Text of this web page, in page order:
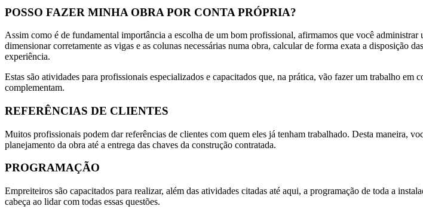
POSSO FAZER MINHA OBRA POR CONTA PRÓPRIA?
Assim como é de fundamental importância a escolha de um bom profissional, afirmamos que você
dimensionar corretamente as vigas e as colunas necessárias numa obra, calcular de forma exata a disposição
experiência.
Estas são atividades para profissionais especializados e capacitados que, na prática, vão fazer um trabalho
complementam.
REFERÊNCIAS DE CLIENTES
Muitos profissionais podem dar referências de clientes com quem eles já tenham trabalhado. Desta maneira,
planejamento da obra até a entrega das chaves da construção contratada.
PROGRAMAÇÃO
Empreiteiros são capacitados para realizar, além das atividades citadas até aqui, a programação de toda a
cabeça ao lidar com todas essas questões.